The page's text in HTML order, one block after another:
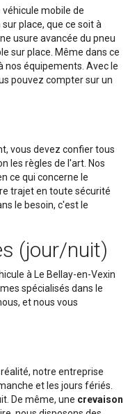
mobile de
place, que ce soit à
usure avancée du pneu
sur place. Même dans ce
nos équipements. Avec le
pouvez compter sur un
vous devez confier tous
les règles de l'art. Nos
ce qui concerne le
trajet en toute sécurité
le besoin, c'est le
(jour/nuit)
à Le Bellay-en-Vexin
spécialisés dans le
et nous vous
notre entreprise
et les jours fériés.
De même, une crevaison